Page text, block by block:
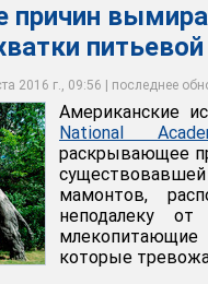
причин
2016 г., 09:56 | последнее
опубликовали
причины
Земле колонии
от Аляски
Американские
National
раскрывающее
мамонтов,
неподалеку от
млекопитающие
которые